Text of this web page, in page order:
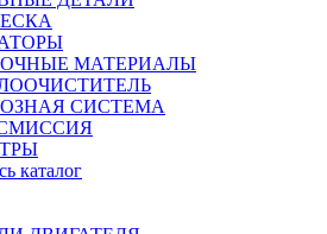
МАТЕРИАЛЫ
СИСТЕМА
каталог